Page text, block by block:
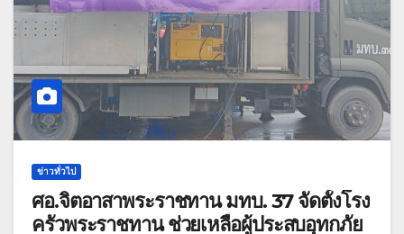
ข่าวทั่วไป
ศอ.จิตอาสาพระราชทาน มทบ. 37 จัดตั้งโรง
ครัวพระราชทาน ช่วยเหลือผู้ประสบอุทกภัย